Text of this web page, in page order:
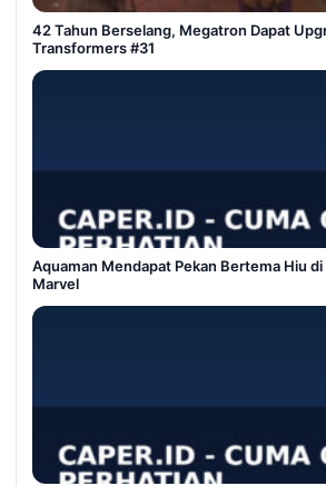
42 Tahun Berselang, Megatron Dapat
Transformers #31
Aquaman Mendapat Pekan Bertema Hiu di
Marvel